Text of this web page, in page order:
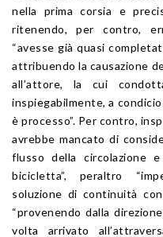
nella prima corsia e
ritenendo, per contro,
“avesse già quasi
attribuendo la causazione
all’attore, la cui
inspiegabilmente, a
è processo”. Per contro,
avrebbe mancato di
flusso della circolazione
bicicletta”, peraltro
soluzione di continuità
“provenendo dalla
volta arrivato